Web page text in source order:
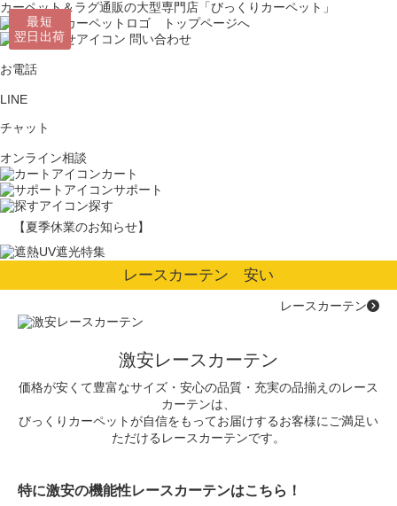
カーペット＆ラグ通販の大型専門店「びっくりカーペット」
問い合わせ
お電話
LINE
チャット
オンライン相談
カート
サポート
探す
【夏季休業のお知らせ】
レースカーテン 安い
レースカーテン
激安レースカーテン
価格が安くて豊富なサイズ・安心の品質・充実の品揃えのレース
カーテンは、
びっくりカーペットが自信をもってお届けするお客様にご満足い
ただけるレースカーテンです。
特に激安の機能性レースカーテンはこちら！
最短
翌日出荷
最短
翌日出荷
最短
翌日出荷
最短
翌日出荷